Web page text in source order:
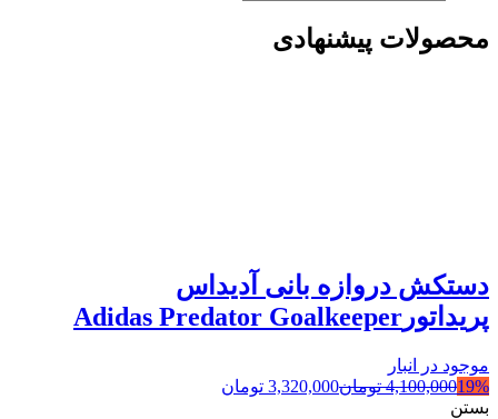
محصولات پیشنهادی
دستکش دروازه بانی آدیداس
پریداتورAdidas Predator Goalkeeper
موجود در انبار
19%
4,100,000 تومان3,320,000 تومان
بستن